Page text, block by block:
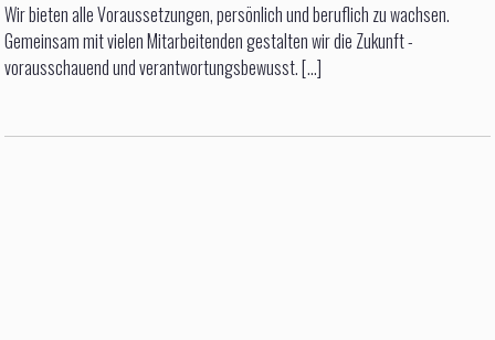
Wir bieten alle Voraussetzungen, persönlich und beruflich zu wachsen.
Gemeinsam mit vielen Mitarbeitenden gestalten wir die Zukunft -
vorausschauend und verantwortungsbewusst. [...]